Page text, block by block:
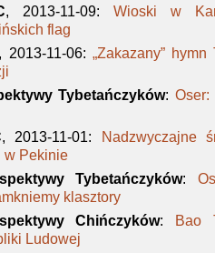
, 2013-11-09:Wioski w
flag
, 2013-11-06: „Zakazany”
Tybetańczyków:
, 2013-11-01: Nadzwyczajne
w Pekinie
Tybetańczyków:
klasztory
Chińczyków: Bao
Ludowej